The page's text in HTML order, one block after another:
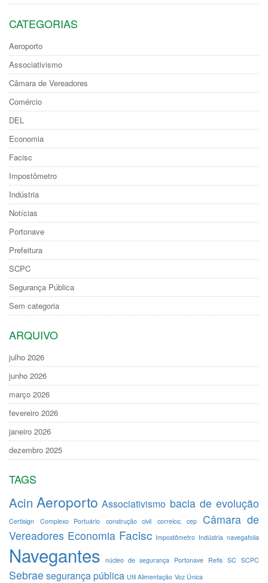
CATEGORIAS
Aeroporto
Associativismo
Câmara de Vereadores
Comércio
DEL
Economia
Facisc
Impostômetro
Indústria
Notícias
Portonave
Prefeitura
SCPC
Segurança Pública
Sem categoria
ARQUIVO
julho 2026
junho 2026
março 2026
fevereiro 2026
janeiro 2026
dezembro 2025
TAGS
Acin Aeroporto Associativismo bacia de evolução
Certisign Complexo Portuário construção civil correios; cep
Câmara de
Vereadores Economia Facisc Impostômetro Indústria navegafolia
Navegantes núcleo de segurança Portonave Refis SC SCPC
Sebrae segurança pública Util Alimentação Voz Única